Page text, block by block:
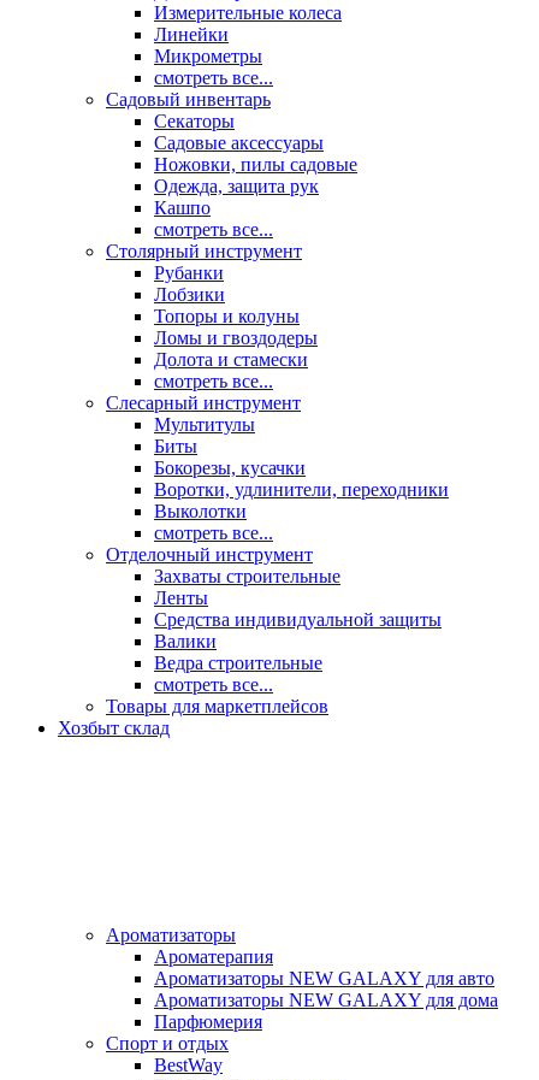
Измерительные колеса
Линейки
Микрометры
смотреть все...
Садовый инвентарь
Секаторы
Садовые аксессуары
Ножовки, пилы садовые
Одежда, защита рук
Кашпо
смотреть все...
Столярный инструмент
Рубанки
Лобзики
Топоры и колуны
Ломы и гвоздодеры
Долота и стамески
смотреть все...
Слесарный инструмент
Мультитулы
Биты
Бокорезы, кусачки
Воротки, удлинители, переходники
Выколотки
смотреть все...
Отделочный инструмент
Захваты строительные
Ленты
Средства индивидуальной защиты
Валики
Ведра строительные
смотреть все...
Товары для маркетплейсов
Хозбыт склад
Ароматизаторы
Ароматерапия
Ароматизаторы NEW GALAXY для авто
Ароматизаторы NEW GALAXY для дома
Парфюмерия
Спорт и отдых
BestWay